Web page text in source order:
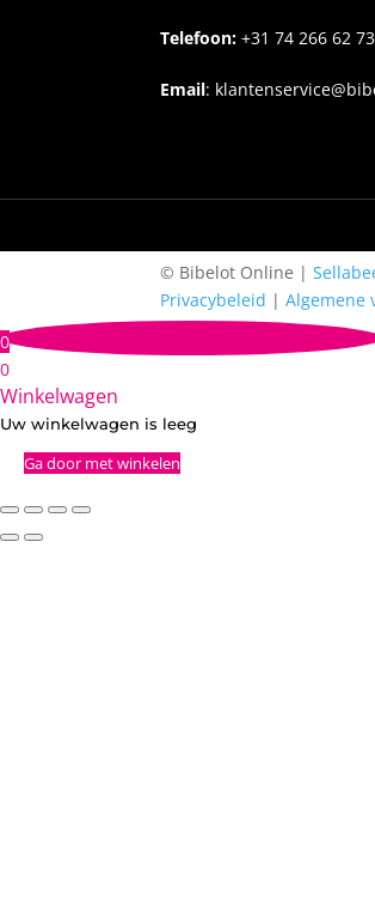
Telefoon: +3174 266 62 73
Email:
© Bibelot Online |
Privacybeleid |Algemene
0
0
Winkelwagen
Uw winkelwagen is leeg
Ga door met winkelen